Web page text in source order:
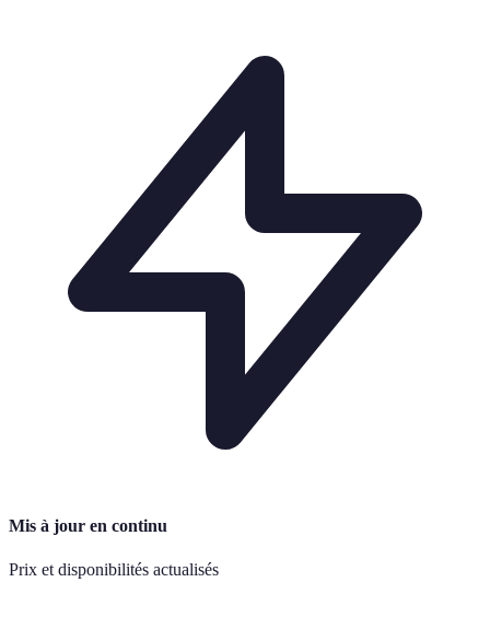
Mis à jour en continu
Prix et disponibilités actualisés